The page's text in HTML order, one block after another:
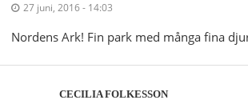
27 juni, 2016 - 14:03
Nordens Ark! Fin park med många fina
CECILIA FOLKESSON